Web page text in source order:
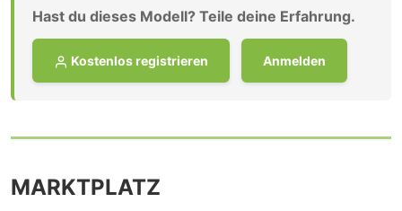
Hast du dieses Modell? Teile deine Erfahrung.
Kostenlos registrieren Anmelden
MARKTPLATZ